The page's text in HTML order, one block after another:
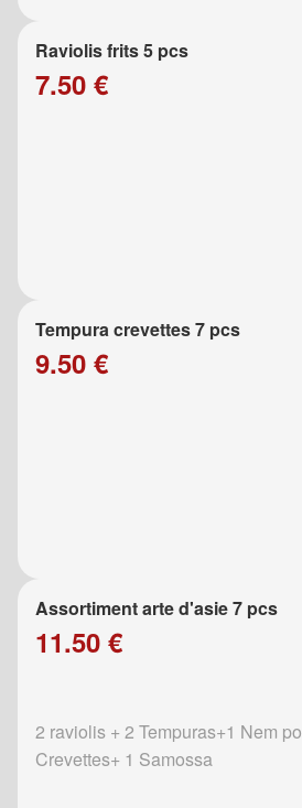
Raviolis frits 5 pcs
7.50 €
Tempura crevettes 7 pcs
9.50 €
Assortiment arte d'asie 7 pcs
11.50 €
2 raviolis + 2 Tempuras+1 Nem
Crevettes+ 1 Samossa